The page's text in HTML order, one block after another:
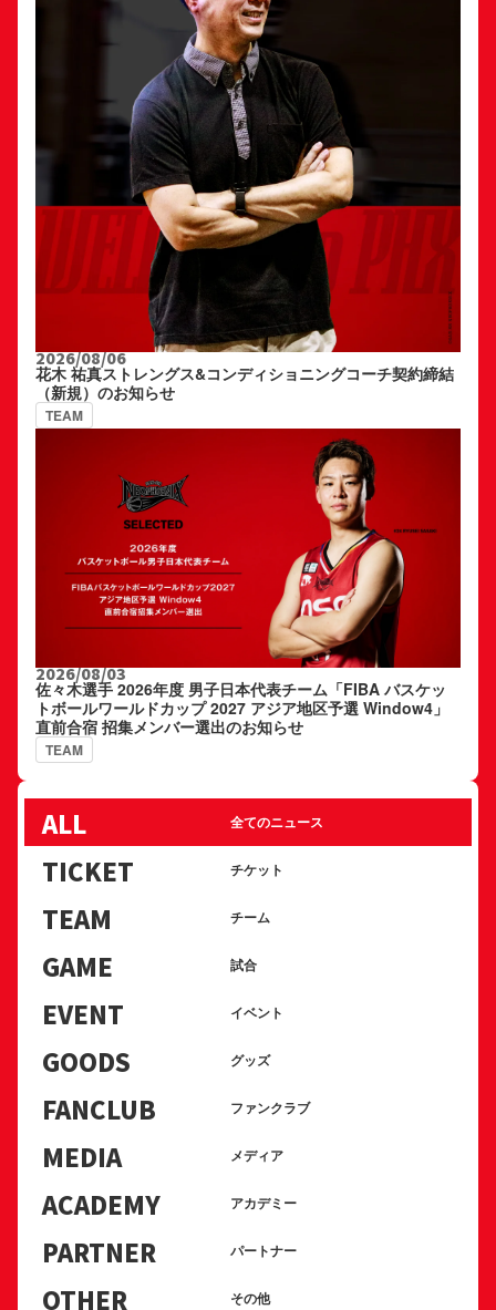
2026/08/06
花木 祐真ストレングス&コンディショニングコーチ契約締結
（新規）のお知らせ
TEAM
2026/08/03
佐々木選手 2026年度 男子日本代表チーム「FIBA バスケッ
トボールワールドカップ 2027 アジア地区予選 Window4」
直前合宿 招集メンバー選出のお知らせ
TEAM
ALL 全てのニュース
TICKET チケット
TEAM チーム
GAME 試合
EVENT イベント
GOODS グッズ
FANCLUB ファンクラブ
MEDIA メディア
ACADEMY アカデミー
PARTNER パートナー
OTHER その他